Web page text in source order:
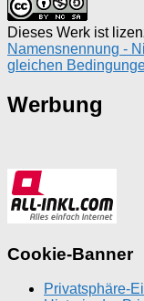
Dieses Werk ist
Namensnennung -
gleichen
Werbung
Cookie-Banner
Privatsphäre-